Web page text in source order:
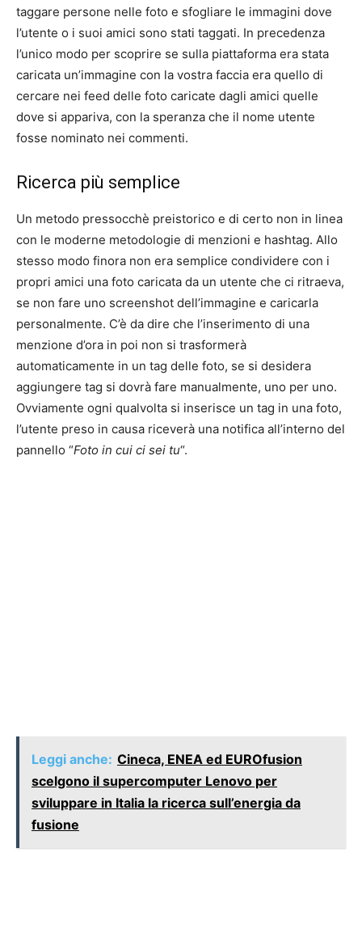
taggare persone nelle foto e sfogliare le immagini dove
l’utente o i suoi amici sono stati taggati. In precedenza
l’unico modo per scoprire se sulla piattaforma era stata
caricata un’immagine con la vostra faccia era quello di
cercare nei feed delle foto caricate dagli amici quelle
dove si appariva, con la speranza che il nome utente
fosse nominato nei commenti.
Ricerca più semplice
Un metodo pressocchè preistorico e di certo non in linea
con le moderne metodologie di menzioni e hashtag. Allo
stesso modo finora non era semplice condividere con i
propri amici una foto caricata da un utente che ci ritraeva,
se non fare uno screenshot dell’immagine e caricarla
personalmente. C’è da dire che l’inserimento di una
menzione d’ora in poi non si trasformerà
automaticamente in un tag delle foto, se si desidera
aggiungere tag si dovrà fare manualmente, uno per uno.
Ovviamente ogni qualvolta si inserisce un tag in una foto,
l’utente preso in causa riceverà una notifica all’interno del
pannello “Foto in cui ci sei tu“.
Leggi anche: Cineca, ENEA ed EUROfusion
scelgono il supercomputer Lenovo per
sviluppare in Italia la ricerca sull’energia da
fusione